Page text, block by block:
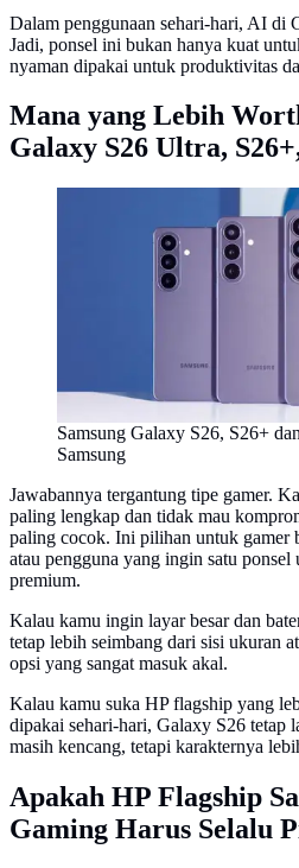
Dalam penggunaan sehari-hari, AI di
Jadi, ponsel ini bukan hanya kuat
nyaman dipakai untuk produktivitas
Mana yang Lebih
Galaxy S26 Ultra,
Samsung Galaxy S26, S26+
Samsung
Jawabannya tergantung tipe gamer.
paling lengkap dan tidak mau
paling cocok. Ini pilihan untuk gamer
atau pengguna yang ingin satu ponsel
premium.
Kalau kamu ingin layar besar dan
tetap lebih seimbang dari sisi ukuran
opsi yang sangat masuk akal.
Kalau kamu suka HP flagship yang
dipakai sehari-hari, Galaxy S26 tetap
masih kencang, tetapi karakternya
Apakah HP Flagship
Gaming Harus Selalu